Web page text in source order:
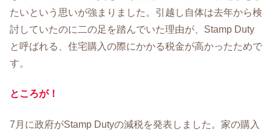
たいという思いが強まりました。引越し自体は去年から検
討していたのに二の足を踏んでいた理由が、Stamp Duty
と呼ばれる、住宅購入の際にかかる税金が高かったためで
す。
ところが！
7月に政府がStamp Dutyの減税を発表しました。家の購入